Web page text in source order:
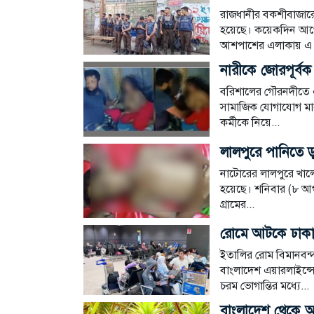
রাজধানীর
হয়েছে। কয়েকদিন
আশপাশের এলাকায়
নারীকে
বরিশালের
সামাজিক যোগাযোগ
কর্মীকে নিয়ে...
লালপুরে পানিতে
নাটোরের লালপুরে
হয়েছে। শনিবার (৮
গ্রামের...
রোমে আটকে
ইতালির রোম
বাংলাদেশ
চরম ভোগান্তির মধ্যে...
বাংলাদেশ থেকে